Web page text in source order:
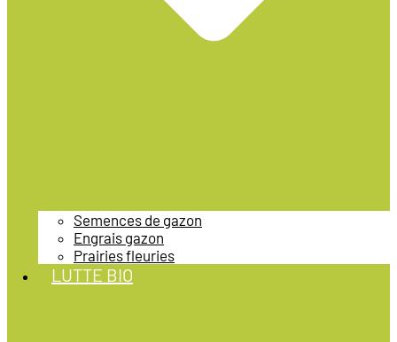
Semences de gazon
Engrais gazon
Prairies fleuries
LUTTE BIO